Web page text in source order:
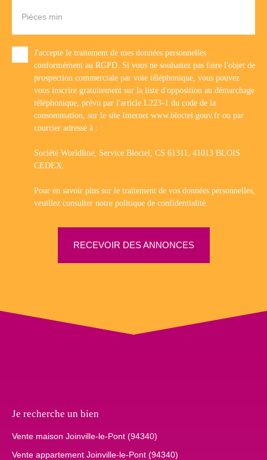
Pièces min
J'accepte le traitement de mes données personnelles
conformément au RGPD. Si vous ne souhaitez pas faire l'objet de
prospection commerciale par voie téléphonique, vous pouvez
vous inscrire gratuitement sur la liste d'opposition au démarchage
téléphonique, prévu par l'article L223-1 du code de la
consommation, sur le site Internet www.bloctel.gouv.fr ou par
courrier adressé à :
Société Worldline, Service Bloctel, CS 61311, 41013 BLOIS
CEDEX.
Pour en savoir plus sur le traitement de vos données personnelles,
veuillez consulter notre politique de confidentialité
RECEVOIR DES ANNONCES
Je recherche un bien
Vente maison Joinville-le-Pont (94340)
Vente appartement Joinville-le-Pont (94340)